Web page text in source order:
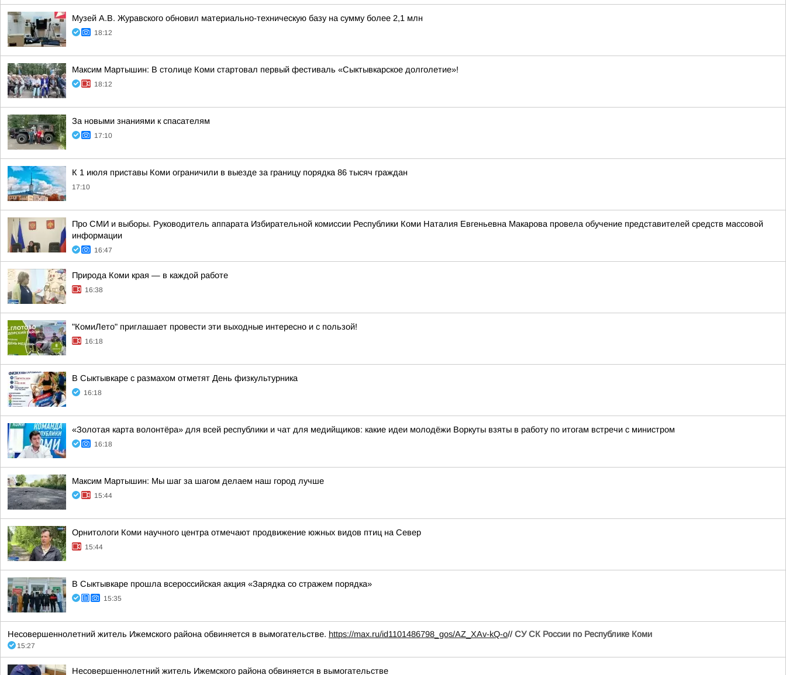
Музей А.В. Журавского обновил материально-техническую базу на сумму более 2,1 млн
18:12
Максим Мартышин: В столице Коми стартовал первый фестиваль «Сыктывкарское долголетие»!
18:12
За новыми знаниями к спасателям
17:10
К 1 июля приставы Коми ограничили в выезде за границу порядка 86 тысяч граждан
17:10
Про СМИ и выборы. Руководитель аппарата Избирательной комиссии Республики Коми Наталия Евгеньевна Макарова провела обучение представителей средств массовой
информации
16:47
Природа Коми края — в каждой работе
16:38
"КомиЛето" приглашает провести эти выходные интересно и с пользой!
16:18
В Сыктывкаре с размахом отметят День физкультурника
16:18
«Золотая карта волонтёра» для всей республики и чат для медийщиков: какие идеи молодёжи Воркуты взяты в работу по итогам встречи с министром
16:18
Максим Мартышин: Мы шаг за шагом делаем наш город лучше
15:44
Орнитологи Коми научного центра отмечают продвижение южных видов птиц на Север
15:44
В Сыктывкаре прошла всероссийская акция «Зарядка со стражем порядка»
15:35
Несовершеннолетний житель Ижемского района обвиняется в вымогательстве. https://max.ru/id1101486798_gos/AZ_XAv-kQ-o// СУ СК России по Республике Коми
15:27
Несовершеннолетний житель Ижемского района обвиняется в вымогательстве